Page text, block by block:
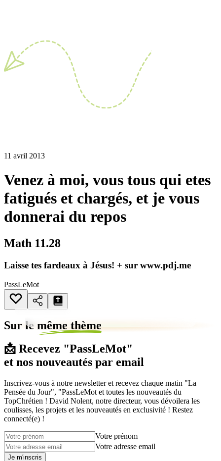
11 avril 2013
Venez à moi, vous tous qui etes
fatigués et chargés, et je vous
donnerai du repos
Math 11.28
Laisse tes fardeaux à Jésus! + sur www.pdj.me
PassLeMot
Sur le même thème
📩 Recevez "PassLeMot"
et nos nouveautés par email
Inscrivez-vous à notre newsletter et recevez chaque matin "La
Pensée du Jour", "PassLeMot et toutes les nouveautés du
TopChrétien ! David Nolent, notre directeur, vous dévoilera les
coulisses, les projets et les nouveautés en exclusivité ! Restez
connecté(e) !
Votre prénom
Votre adresse email
Je m'inscris